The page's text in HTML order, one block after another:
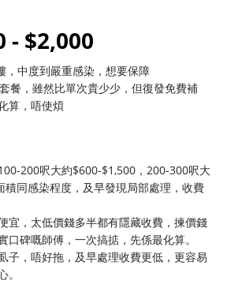
- $2,000
，中度到嚴重感染，想要保障
餐，雖然比單次貴少少，但復發免費補
算，唔使煩
200呎大約$600-$1,500，200-300呎大
同感染程度，及早發現局部處理，收費
宜，太低價錢多半都有隱藏收費，揀價錢
口碑嘅師傅，一次搞掂，先係最化算。
子，唔好拖，及早處理收費更低，更容易